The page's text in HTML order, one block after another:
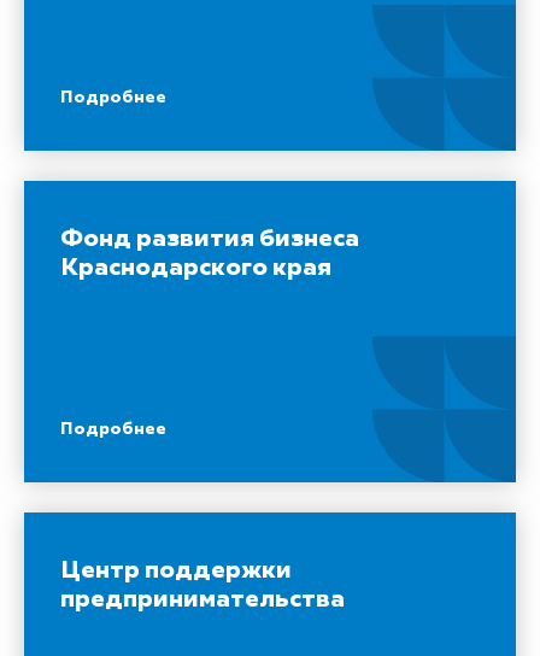
Подробнее
Фонд развития бизнеса
Краснодарского края
Подробнее
Центр поддержки
предпринимательства